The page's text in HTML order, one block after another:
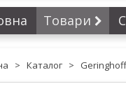
Товари
> Каталог > Geringhoff